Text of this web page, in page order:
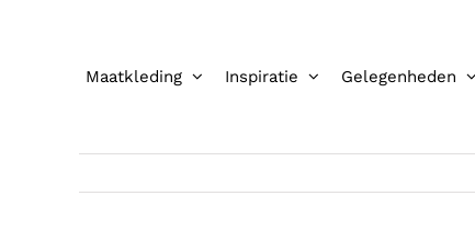
Maatkleding Inspiratie Gelegenheden